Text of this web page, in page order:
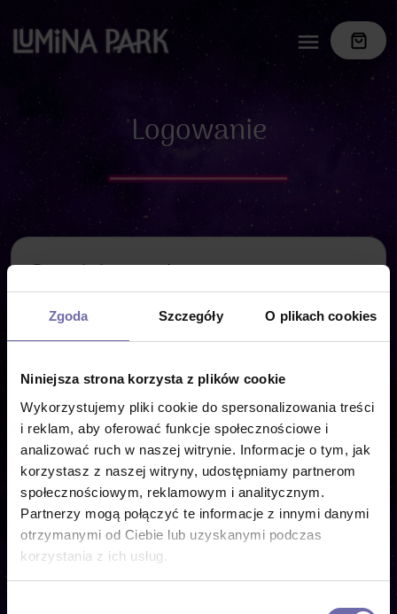
Zgoda Szczegóły O plikach cookies
Niniejsza strona korzysta z plików cookie
Wykorzystujemy pliki cookie do spersonalizowania treści
i reklam, aby oferować funkcje społecznościowe i
analizować ruch w naszej witrynie. Informacje o tym, jak
korzystasz z naszej witryny, udostępniamy partnerom
społecznościowym, reklamowym i analitycznym.
Partnerzy mogą połączyć te informacje z innymi danymi
otrzymanymi od Ciebie lub uzyskanymi podczas
korzystania z ich usług.
Logowanie
Dane do logowania
Adres e-mail
Hasło
ZALOGUJ Nie pamiętam hasła